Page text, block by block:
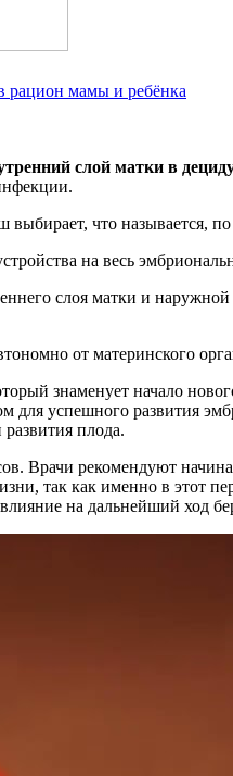
рацион мамы и ребёнка
слой матки в
выбирает, что называется,
на весь
слоя матки и
от материнского
знаменует начало
для успешного развития
плода.
Врачи рекомендуют
так как именно в этот
на дальнейший ход